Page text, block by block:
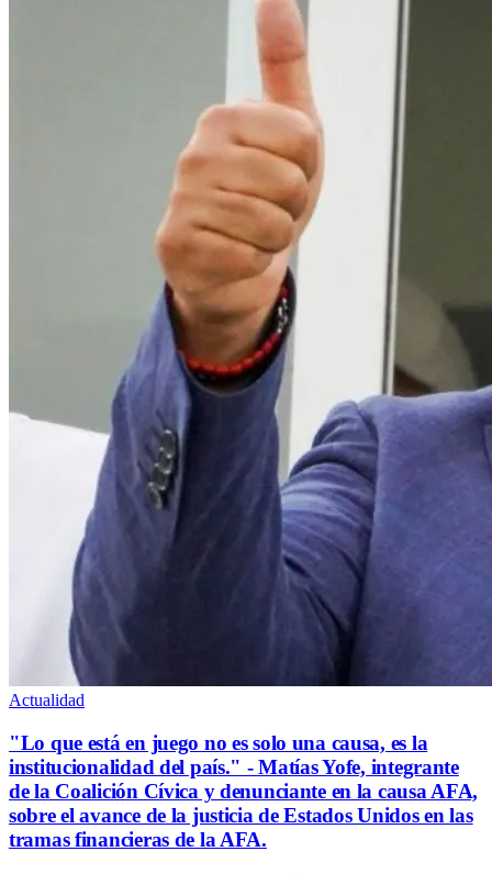
Actualidad
"Lo que está en juego no es solo una causa, es la
institucionalidad del país." - Matías Yofe, integrante
de la Coalición Cívica y denunciante en la causa AFA,
sobre el avance de la justicia de Estados Unidos en las
tramas financieras de la AFA.